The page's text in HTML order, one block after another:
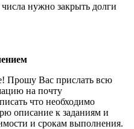
нужно закрыть долги
Прошу Вас прислать всю
на почту
что необходимо
описание к заданиям и
и срокам выполнения.